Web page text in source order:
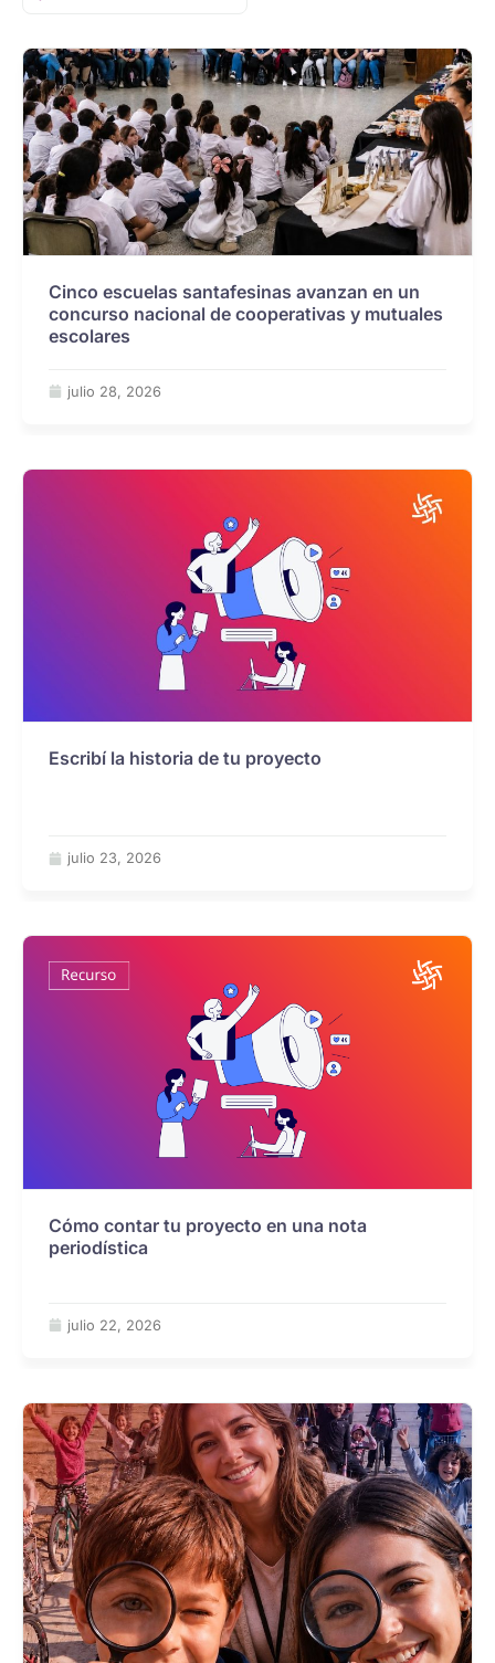
Cinco escuelas santafesinas avanzan en un
concurso nacional de cooperativas y mutuales
escolares
julio 28, 2026
Escribí la historia de tu proyecto
julio 23, 2026
Cómo contar tu proyecto en una nota
periodística
julio 22, 2026